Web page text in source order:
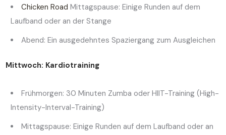
Chicken Road Mittagspause: Einige Runden auf dem
Laufband oder an der Stange
Abend: Ein ausgedehntes Spaziergang zum Ausgleichen
Mittwoch: Kardiotraining
Frühmorgen: 30 Minuten Zumba oder HIIT-Training (High-
Intensity-Interval-Training)
Mittagspause: Einige Runden auf dem Laufband oder an